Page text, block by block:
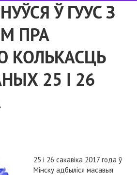
Ў ГУУС З
ПРА
КОЛЬКАСЦЬ
25 І 26
25 і 26 сакавіка 2017 года ў
Мінску адбыліся масавыя